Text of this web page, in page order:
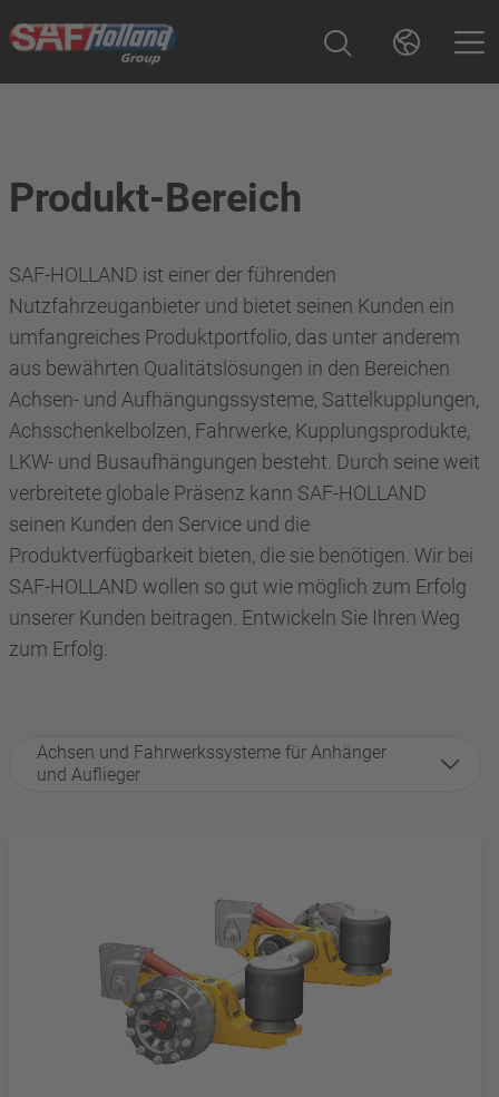
Produkt-Bereich
SAF-HOLLAND ist einer der führenden
Nutzfahrzeuganbieter und bietet seinen Kunden ein
umfangreiches Produktportfolio, das unter anderem
aus bewährten Qualitätslösungen in den Bereichen
Achsen- und Aufhängungssysteme, Sattelkupplungen,
Achsschenkelbolzen, Fahrwerke, Kupplungsprodukte,
LKW- und Busaufhängungen besteht. Durch seine weit
verbreitete globale Präsenz kann SAF-HOLLAND
seinen Kunden den Service und die
Produktverfügbarkeit bieten, die sie benötigen. Wir bei
SAF-HOLLAND wollen so gut wie möglich zum Erfolg
unserer Kunden beitragen. Entwickeln Sie Ihren Weg
zum Erfolg.
Achsen und Fahrwerkssysteme für Anhänger
und Auflieger